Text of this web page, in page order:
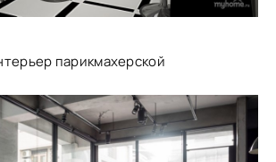
парикмахерской